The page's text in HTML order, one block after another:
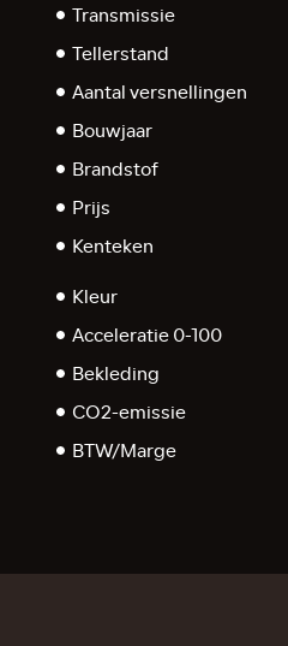
Transmissie
Tellerstand
Aantal versnellingen
Bouwjaar
Brandstof
Prijs
Kenteken
Kleur
Acceleratie 0-100
Bekleding
CO2-emissie
BTW/Marge